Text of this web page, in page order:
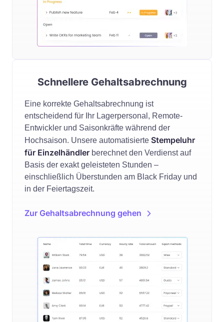
Schnellere Gehaltsabrechnung
Eine korrekte Gehaltsabrechnung ist
entscheidend für Ihr Lagerpersonal, Remote-
Entwickler und Saisonkräfte während der
Hochsaison. Unsere automatisierte Stempeluhr
für Einzelhändler berechnet den Verdienst auf
Basis der exakt geleisteten Stunden –
einschließlich Überstunden am Black Friday und
in der Feiertagszeit.
Zur Gehaltsabrechnung gehen